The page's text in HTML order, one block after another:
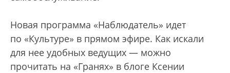
Новая программа «Наблюдатель» идет
по «Культуре» в прямом эфире. Как искали
для нее удобных ведущих — можно
прочитать на «Гранях» в блоге Ксении